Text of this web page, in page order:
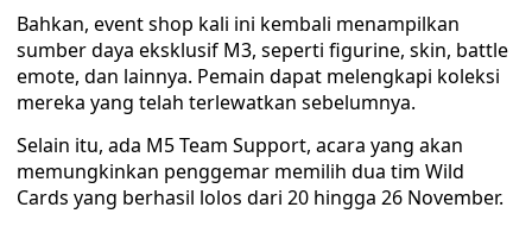
Bahkan, event shop kali ini kembali menampilkan
sumber daya eksklusif M3, seperti figurine, skin, battle
emote, dan lainnya. Pemain dapat melengkapi koleksi
mereka yang telah terlewatkan sebelumnya.
Selain itu, ada M5 Team Support, acara yang akan
memungkinkan penggemar memilih dua tim Wild
Cards yang berhasil lolos dari 20 hingga 26 November.